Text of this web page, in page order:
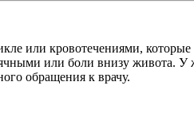
или кровотечениями,
или боли внизу живота.
обращения к врачу.